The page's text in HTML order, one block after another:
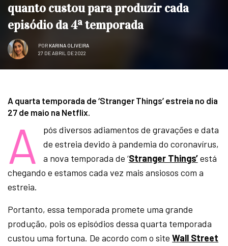
quanto custou para produzir cada
episódio da 4ª temporada
POR KARINA OLIVEIRA
27 DE ABRIL DE 2022
A quarta temporada de ‘Stranger Things’ estreia no dia
27 de maio na Netflix.
A
pós diversos adiamentos de gravações e data
de estreia devido à pandemia do coronavírus,
a nova temporada de ‘Stranger Things’está
chegando e estamos cada vez mais ansiosos com a
estreia.
Portanto, essa temporada promete uma grande
produção, pois os episódios dessa quarta temporada
custou uma fortuna. De acordo com o siteWall Street